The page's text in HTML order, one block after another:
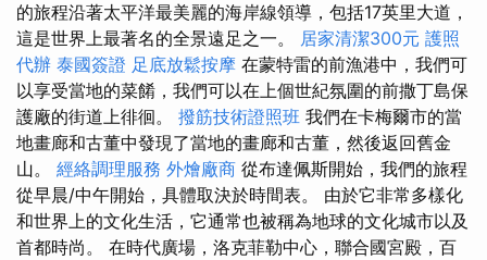
的旅程沿著太平洋最美麗的海岸線領導，包括17英里大道，
這是世界上最著名的全景遠足之一。 居家清潔300元 護照
代辦 泰國簽證 足底放鬆按摩 在蒙特雷的前漁港中，我們可
以享受當地的菜餚，我們可以在上個世紀氛圍的前撒丁島保
護廠的街道上徘徊。 撥筋技術證照班 我們在卡梅爾市的當
地畫廊和古董中發現了當地的畫廊和古董，然後返回舊金
山。 經絡調理服務 外燴廠商 從布達佩斯開始，我們的旅程
從早晨/中午開始，具體取決於時間表。 由於它非常多樣化
和世界上的文化生活，它通常也被稱為地球的文化城市以及
首都時尚。 在時代廣場，洛克菲勒中心，聯合國宮殿，百